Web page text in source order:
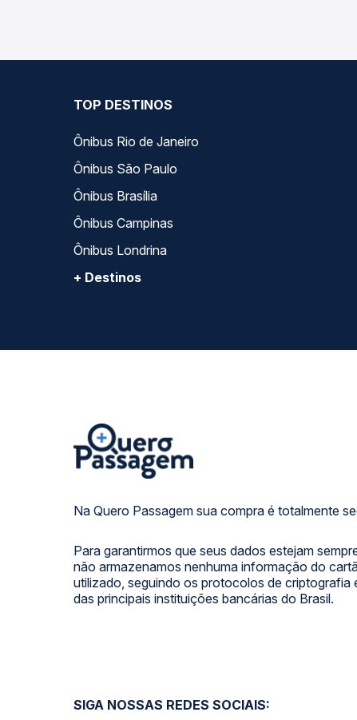
TOP DESTINOS
Ônibus Rio de Janeiro
Ônibus São Paulo
Ônibus Brasília
Ônibus Campinas
Ônibus Londrina
+ Destinos
Na Quero Passagem sua compra é totalmente
Para garantirmos que seus dados estejam
não armazenamos nenhuma informação do
utilizado, seguindo os protocolos de criptografia
das principais instituições bancárias do Brasil.
SIGA NOSSAS REDES SOCIAIS: